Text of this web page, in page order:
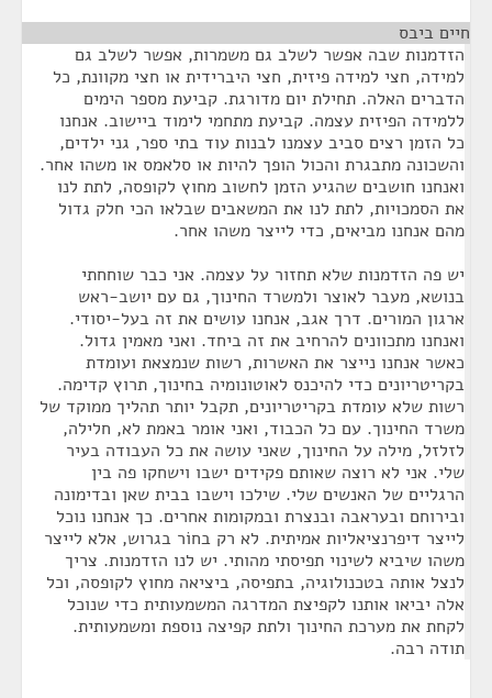
חיים ביבס
הזדמנות שבה אפשר לשלב גם משמרות, אפשר לשלב גם
למידה, חצי למידה פיזית, חצי היברידית או חצי מקוונת, כל
הדברים האלה. תחילת יום מדורגת. קביעת מספר הימים
ללמידה הפיזית עצמה. קביעת מתחמי לימוד ביישוב. אנחנו
כל הזמן רצים סביב עצמנו לבנות עוד בתי ספר, גני ילדים,
והשכונה מתבגרת והכול הופך להיות או סלאמס או משהו אחר.
ואנחנו חושבים שהגיע הזמן לחשוב מחוץ לקופסה, לתת לנו
את הסמכויות, לתת לנו את המשאבים שבלאו הכי חלק גדול
מהם אנחנו מביאים, כדי לייצר משהו אחר.
יש פה הזדמנות שלא תחזור על עצמה. אני כבר שוחחתי
בנושא, מעבר לאוצר ולמשרד החינוך, גם עם יושב-ראש
ארגון המורים. דרך אגב, אנחנו עושים את זה בעל-יסודי.
ואנחנו מתכוונים להרחיב את זה ביחד. ואני מאמין גדול.
כאשר אנחנו נייצר את האשרות, רשות שנמצאת ועומדת
בקריטריונים כדי להיכנס לאוטונומיה בחינוך, תרוץ קדימה.
רשות שלא עומדת בקריטריונים, תקבל יותר תהליך ממוקד של
משרד החינוך. עם כל הכבוד, ואני אומר באמת לא, חלילה,
לזלזל, מילה על החינוך, שאני עושה את כל העבודה בעיר
שלי. אני לא רוצה שאותם פקידים ישבו וישחקו פה בין
הרגליים של האנשים שלי. שילכו וישבו בבית שאן ובדימונה
ובירוחם ובעראבה ובנצרת ובמקומות אחרים. כך אנחנו נוכל
לייצר דיפרנציאליות אמיתית. לא רק בחוֹר בגרוש, אלא לייצר
משהו שיביא לשינוי תפיסתי מהותי. יש לנו הזדמנות. צריך
לנצל אותה בטכנולוגיה, בתפיסה, ביציאה מחוץ לקופסה, וכל
אלה יביאו אותנו לקפיצת המדרגה המשמעותית כדי שנוכל
לקחת את מערכת החינוך ולתת קפיצה נוספת ומשמעותית.
תודה רבה.